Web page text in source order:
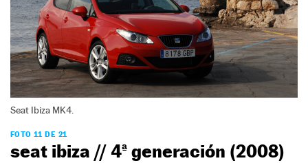
Seat Ibiza MK4.
FOTO 11 DE 21
seat ibiza // 4ª generación (2008)